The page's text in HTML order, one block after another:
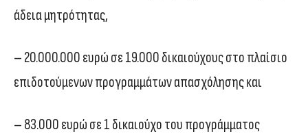
άδεια μητρότητας,
– 20.000.000 ευρώ σε 19.000 δικαιούχους στο πλαίσιο
επιδοτούμενων προγραμμάτων απασχόλησης και
– 83.000 ευρώ σε 1 δικαιούχο του προγράμματος